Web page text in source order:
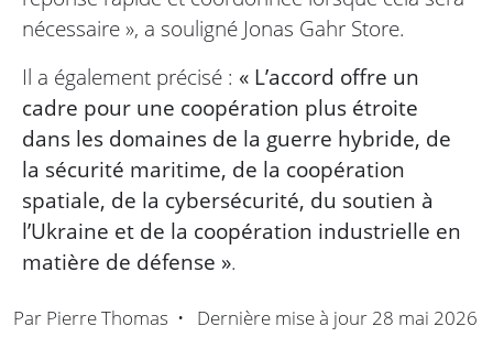
nécessaire », a souligné Jonas Gahr Store.
Il a également précisé : « L’accord offre un
cadre pour une coopération plus étroite
dans les domaines de la guerre hybride, de
la sécurité maritime, de la coopération
spatiale, de la cybersécurité, du soutien à
l’Ukraine et de la coopération industrielle en
matière de défense ».
Par Pierre Thomas • Dernière mise à jour 28 mai 2026